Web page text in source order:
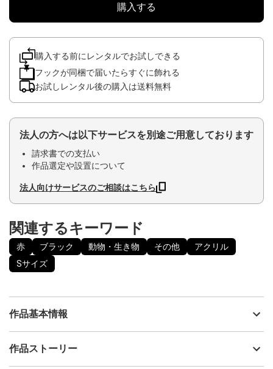
購入する
購入する前にレンタルでお試しできる
フックが同梱で届いたらすぐに飾れる
お試しレンタル後の購入は送料無料
法人の方へは以下サービスを別途ご用意しております
請求書での支払い
作品選定や設置について
法人向けサービスのご相談はこちら
関連するキーワード
赤 ブラック 動物・生き物 その他
アクリル
Sサイズ
作品基本情報
出品者
作品ストーリー